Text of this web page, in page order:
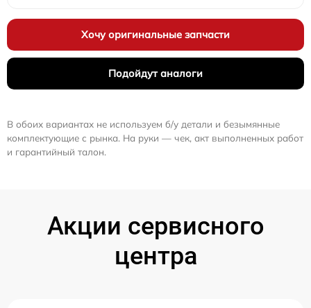
Хочу оригинальные запчасти
Подойдут аналоги
В обоих вариантах не используем б/у детали и безымянные
комплектующие с рынка. На руки — чек, акт выполненных работ
и гарантийный талон.
Акции сервисного
центра